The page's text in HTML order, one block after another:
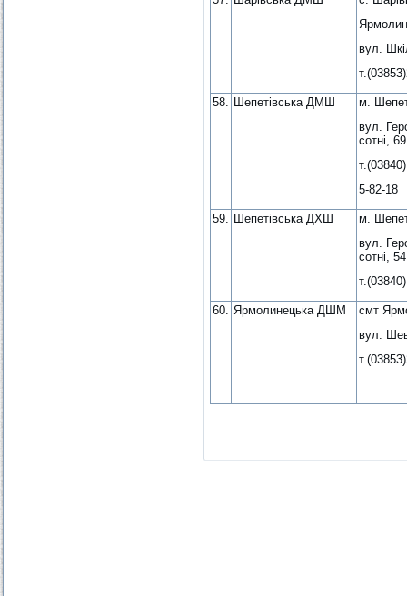
вул.
58. Шепетівська ДМШ
м.
вул.
сотні, 69
5-82-18
59. Шепетівська ДХШ
м.
вул.
сотні, 54
60. Ярмолинецька ДШМ
смт
вул.